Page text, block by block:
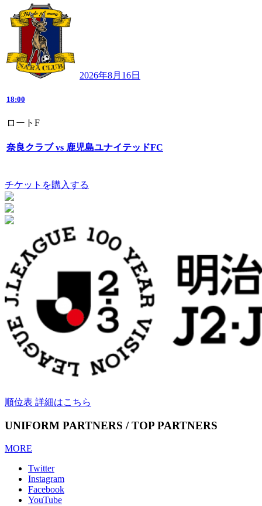
2026年8月16日
18:00
ロートF
奈良クラブ vs 鹿児島ユナイテッドFC
チケットを購入する
順位表 詳細はこちら
UNIFORM PARTNERS / TOP PARTNERS
MORE
Twitter
Instagram
Facebook
YouTube